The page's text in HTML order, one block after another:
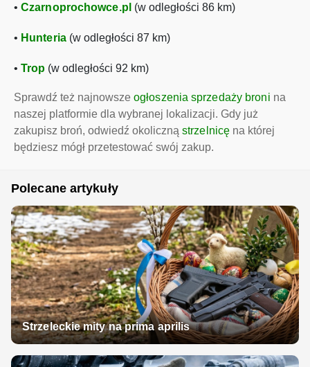
• Czarnoprochowce.pl (w odległości 86 km)
• Hunteria(w odległości 87 km)
• Trop (w odległości 92 km)
Sprawdź też najnowsze ogłoszenia sprzedaży broni na
naszej platformie dla wybranej lokalizacji. Gdy już
zakupisz broń, odwiedź okoliczną strzelnicę na której
będziesz mógł przetestować swój zakup.
Polecane artykuły
Strzeleckie mity na prima aprilis